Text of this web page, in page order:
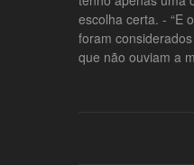
escolha certa. - “E
foram
que não ouviam a